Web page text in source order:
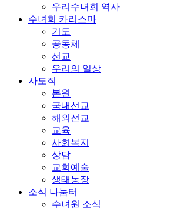
우리수녀회 역사
수녀회 카리스마
기도
공동체
선교
우리의 일상
사도직
본원
국내선교
해외선교
교육
사회복지
상담
교회예술
생태농장
소식 나눔터
수녀원 소식